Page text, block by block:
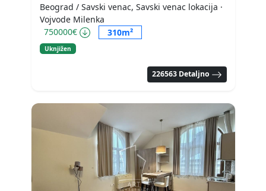
Beograd / Savski venac, Savski venac lokacija ·
Vojvode Milenka
750000€
310m²
Uknjižen
226563 Detaljno